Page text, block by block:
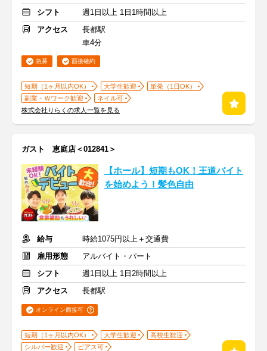
シフト
週1日以上 1日1時間以上
アクセス
長都駅
車4分
急募 面接確約
短期（1ヶ月以内OK） 大学生歓迎
単発（1日OK）
副業・Ｗワーク歓迎
ネイル可
株式会社りらくの求人一覧を見る
ガスト 恵庭店＜012841＞
【ホール】短期もOK！王道バイト
を始めよう！髪色自由
給与
時給1075円以上＋交通費
雇用形態
アルバイト・パート
シフト
週1日以上 1日2時間以上
アクセス
長都駅
オンライン面接可
短期（1ヶ月以内OK） 大学生歓迎
高校生歓迎
シルバー歓迎
ピアス可